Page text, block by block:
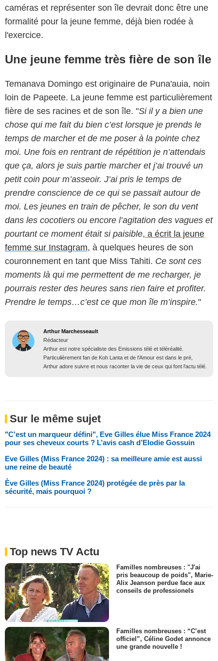
caméras et représenter son île devrait donc être une
formalité pour la jeune femme, déjà bien rodée à
l'exercice.
Une jeune femme très fière de son île
Temanava Domingo est originaire de Puna'auia, noin
loin de Papeete. La jeune femme est particulièrement
fière de ses racines et de son île. "Si il y a bien une
chose qui me fait du bien c’est lorsque je prends le
temps de marcher et de me poser à la pointe chez
moi. Une fois en rentrant de répétition je n’attendais
que ça, alors je suis partie marcher et j’ai trouvé un
petit coin pour m’asseoir. J’ai pris le temps de
prendre conscience de ce qui se passait autour de
moi. Les jeunes en train de pêcher, le son du vent
dans les cocotiers ou encore l’agitation des vagues et
pourtant ce moment était si paisible, a écrit la jeune
femme sur Instagram, à quelques heures de son
couronnement en tant que Miss Tahiti. Ce sont ces
moments là qui me permettent de me recharger, je
pourrais rester des heures sans rien faire et profiter.
Prendre le temps…c’est ce que mon île m’inspire."
Arthur Marchesseault
Rédacteur
Arthur est notre spécialiste des Emissions télé et téléréalité.
Particulièrement fan de Koh Lanta et de l'Amour est dans le pré,
Arthur adore suivre et nous raconter la vie de ceux qui font l'actu télé.
Sur le même sujet
"C'est un marqueur défini", Eve Gilles élue Miss France 2024
pour ses cheveux courts ? L’avis cash d’Elodie Gossuin
Eve Gilles (Miss France 2024) : sa meilleure amie est aussi
une reine de beauté
Ève Gilles (Miss France 2024) protégée de près par la
sécurité, mais pourquoi ?
Top news TV Actu
Familles nombreuses : "J'ai
pris beaucoup de poids", Marie-
Alix Jeanson perdue face aux
conseils de professionels
Familles nombreuses : “C’est
officiel”, Céline Godet annonce
une grande nouvelle !